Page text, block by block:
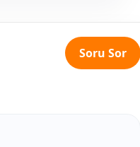
Soru Sor